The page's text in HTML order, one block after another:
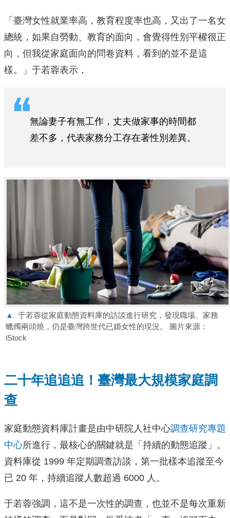
「臺灣女性就業率高，教育程度率也高，又出了一名女
總統，如果自勞動、教育的面向，會覺得性別平權很正
向，但我從家庭面向的問卷資料，看到的並不是這
樣。」于若蓉表示，
無論妻子有無工作，丈夫做家事的時間都
差不多，代表家務分工存在著性別差異。
▲
于若蓉從家庭動態資料庫的訪談進行研究，發現職場、家務
蠟燭兩頭燒，仍是臺灣跨世代已婚女性的現況。 圖片來源：
iStock
二十年追追追！臺灣最大規模家庭調
查
家庭動態資料庫計畫是由中研院人社中心調查研究專題
中心所進行，最核心的關鍵就是「持續的動態追蹤」。
資料庫從 1999 年定期調查訪談，第一批樣本追蹤至今
已 20 年，持續追蹤人數超過 6000 人。
于若蓉強調，這不是一次性的調查，也並不是每次重新